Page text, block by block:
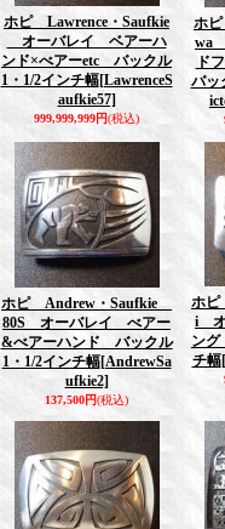
ホピ Lawrence・Saufkie
オーバレイ ベアーハ
ンド×べアーetc バックル
1・1/2インチ幅[LawrenceS
aufkie57]
999,999,999円(税込)
ホ
wa
ド
バッ
ホピ Andrew・Saufkie
80S オーバレイ べアー
&べアーハンド バックル
1・1/2インチ幅[AndrewSa
ufkie2]
137,500円(税込)
ホ
i オ
ン
チ幅